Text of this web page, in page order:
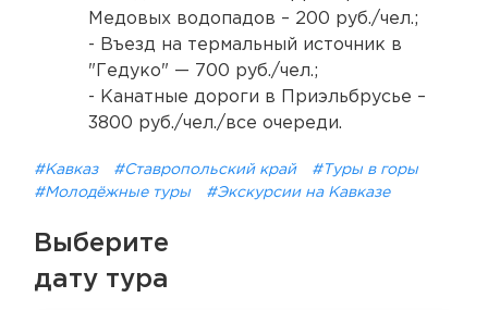
Медовых водопадов – 200 руб./чел.;
- Въезд на термальный источник в
"Гедуко" — 700 руб./чел.;
- Канатные дороги в Приэльбрусье –
3800 руб./чел./все очереди.
#Кавказ #Ставропольский край
#Туры в горы
#Молодёжные туры
#Экскурсии на Кавказе
Выберите
дату тура